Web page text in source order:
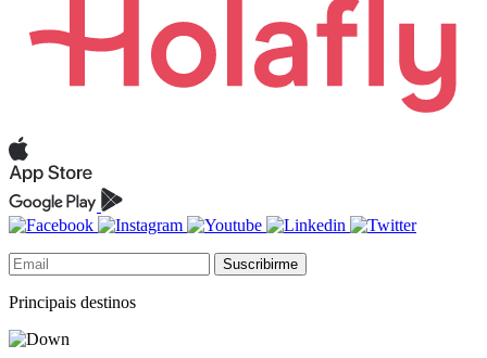
Suscribirme
Principais destinos